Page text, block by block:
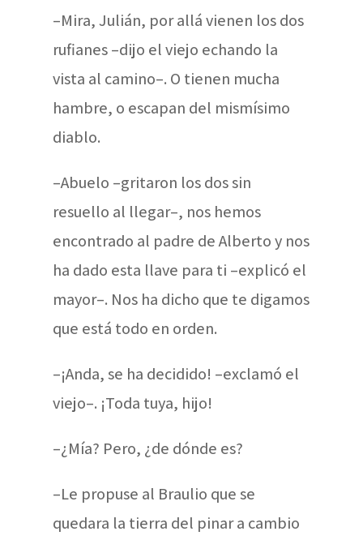
–Mira, Julián, por allá vienen los dos
rufianes –dijo el viejo echando la
vista al camino–. O tienen mucha
hambre, o escapan del mismísimo
diablo.
–Abuelo –gritaron los dos sin
resuello al llegar–, nos hemos
encontrado al padre de Alberto y nos
ha dado esta llave para ti –explicó el
mayor–. Nos ha dicho que te digamos
que está todo en orden.
–¡Anda, se ha decidido! ­–exclamó el
viejo–. ¡Toda tuya, hijo!
–¿Mía? Pero, ¿de dónde es?
–Le propuse al Braulio que se
quedara la tierra del pinar a cambio